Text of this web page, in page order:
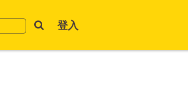
登入